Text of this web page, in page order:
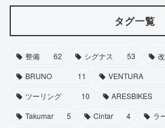
タグ一覧
整備 62 シグナス 53
BRUNO
11 VENTURA
ツーリング
10 ARESBIKES
Takumar
5 Cintar 4 ラ